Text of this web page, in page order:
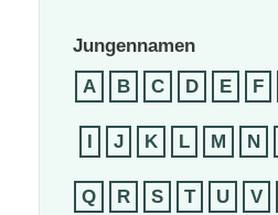
Jungennamen
A
B C D E F
I J K L M N
Q R S T U V